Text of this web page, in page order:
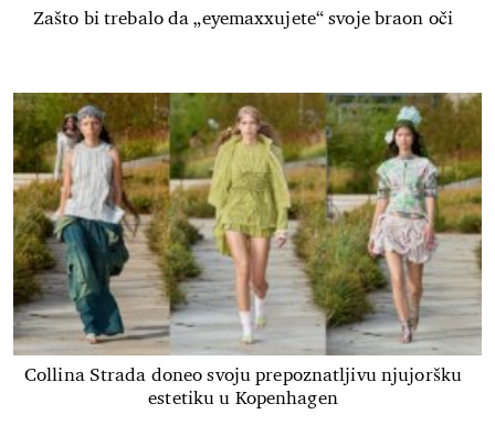
Zašto bi trebalo da „eyemaxxujete“ svoje braon oči
Collina Strada doneo svoju prepoznatljivu njujoršku
estetiku u Kopenhagen